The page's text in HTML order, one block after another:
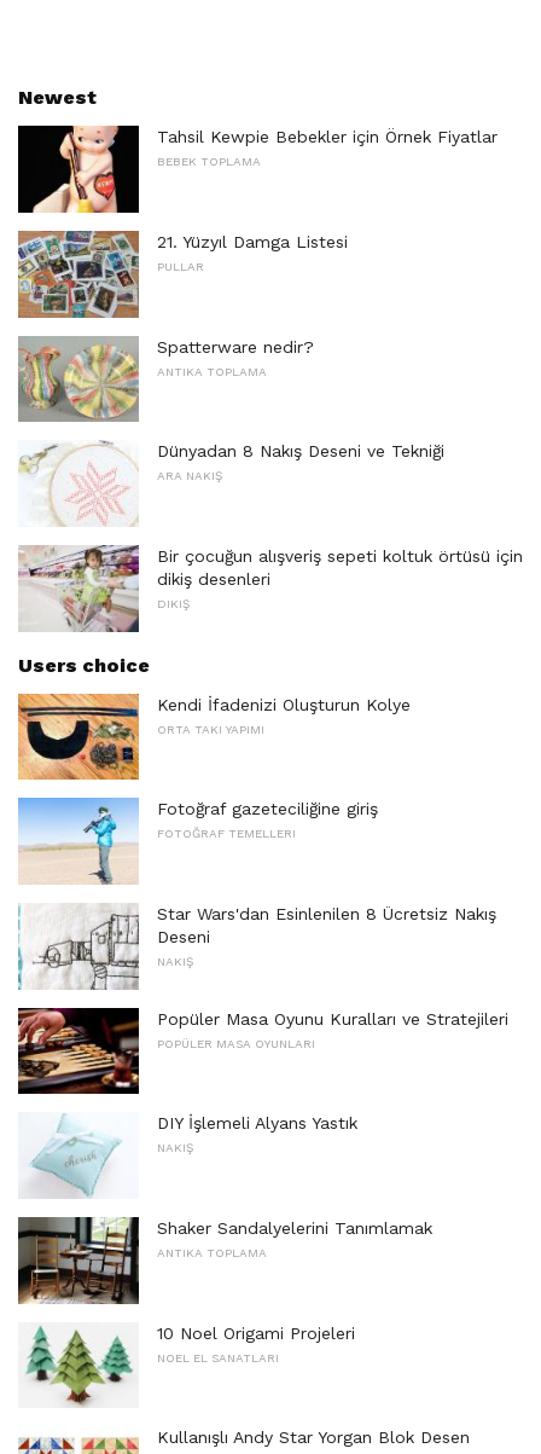
Newest
Tahsil Kewpie Bebekler için Örnek Fiyatlar
BEBEK TOPLAMA
21. Yüzyıl Damga Listesi
PULLAR
Spatterware nedir?
ANTIKA TOPLAMA
Dünyadan 8 Nakış Deseni ve Tekniği
ARA NAKIŞ
Bir çocuğun alışveriş sepeti koltuk örtüsü için
dikiş desenleri
DIKIŞ
Users choice
Kendi İfadenizi Oluşturun Kolye
ORTA TAKI YAPIMI
Fotoğraf gazeteciliğine giriş
FOTOĞRAF TEMELLERI
Star Wars'dan Esinlenilen 8 Ücretsiz Nakış
Deseni
NAKIŞ
Popüler Masa Oyunu Kuralları ve Stratejileri
POPÜLER MASA OYUNLARI
DIY İşlemeli Alyans Yastık
NAKIŞ
Shaker Sandalyelerini Tanımlamak
ANTIKA TOPLAMA
10 Noel Origami Projeleri
NOEL EL SANATLARI
Kullanışlı Andy Star Yorgan Blok Desen